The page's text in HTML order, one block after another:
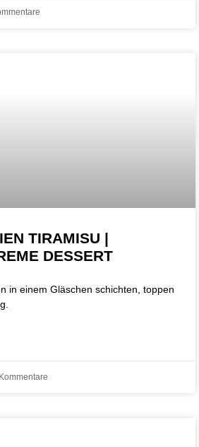
TIRAMISU |
DESSERT
in einem Gläschen schichten, toppen